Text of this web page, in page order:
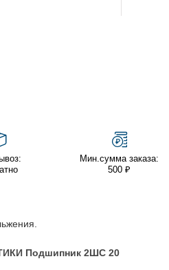
Мин.сумма заказа:
500 ₽
Подшипник 2ШС 20